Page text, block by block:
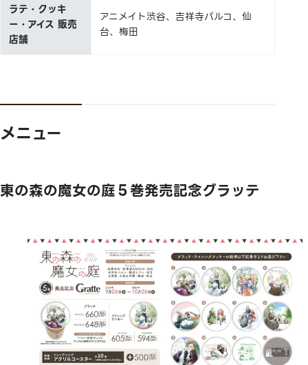
ラテ・クッキ
ー・アイス 販売
店舗
アニメイト渋谷、吉祥寺パルコ、仙
台、梅田
メニュー
東の森の魔女の庭５巻発売記念グラッテ